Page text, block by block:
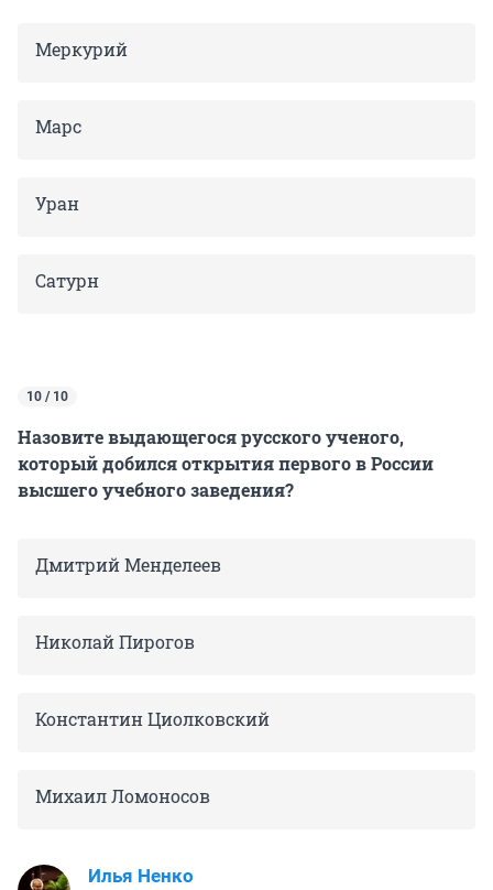
Меркурий
Марс
Уран
Сатурн
10 / 10
Назовите выдающегося русского ученого,
который добился открытия первого в России
высшего учебного заведения?
Дмитрий Менделеев
Николай Пирогов
Константин Циолковский
Михаил Ломоносов
Илья Ненко